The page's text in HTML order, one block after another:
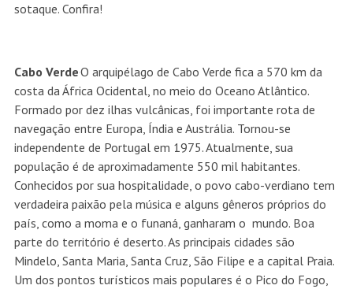
sotaque. Confira!
Cabo VerdeO arquipélago de Cabo Verde fica a 570 km da
costa da África Ocidental, no meio do Oceano Atlântico.
Formado por dez ilhas vulcânicas, foi importante rota de
navegação entre Europa, Índia e Austrália. Tornou-se
independente de Portugal em 1975. Atualmente, sua
população é de aproximadamente 550 mil habitantes.
Conhecidos por sua hospitalidade, o povo cabo-verdiano tem
verdadeira paixão pela música e alguns gêneros próprios do
país, como a moma e o funaná, ganharam o mundo. Boa
parte do território é deserto. As principais cidades são
Mindelo, Santa Maria, Santa Cruz, São Filipe e a capital Praia.
Um dos pontos turísticos mais populares é o Pico do Fogo,